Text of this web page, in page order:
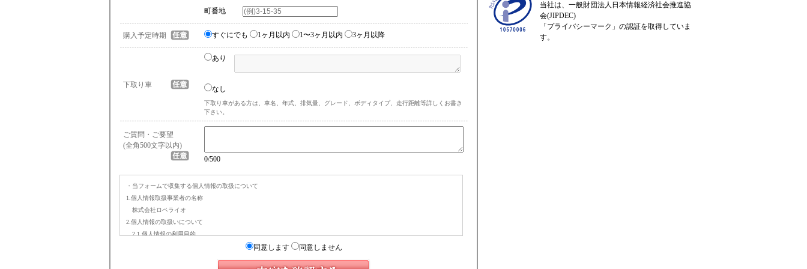
町番地
購入予定時期 すぐにでも 1ヶ月以内 1〜3ヶ月以内 3ヶ月以降
下取り車
あり
なし
下取り車がある方は、車名、年式、排気量、グレード、ボディタイプ、走行距離等詳しくお書き
下さい。
ご質問・ご要望
(全角500文字以内)
0/500
・当フォームで収集する個人情報の取扱について
1.個人情報取扱事業者の名称
株式会社ロペライオ
2.個人情報の取扱いについて
2.1.個人情報の利用目的
(a) お問合せへの回答(お問い合わせフォーム経由時)
(b) 在庫車両のご案内のため（在庫確認・お見積もりフォーム経由時）
(c) 査定へのご回答のため（オンライン査定依頼フォーム経由時）
同意します 同意しません
当社は、一般財団法人日本情報経済社会推進協
会(JIPDEC)
「プライバシーマーク」の認証を取得していま
す。